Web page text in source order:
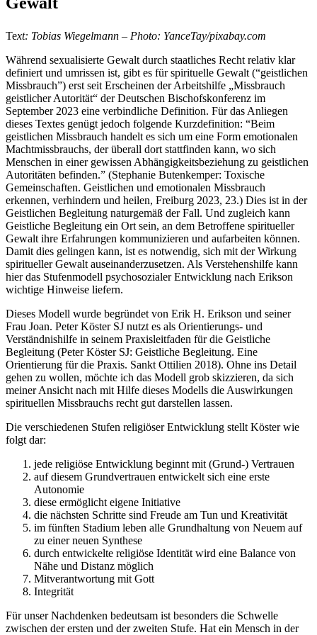
Text: Tobias Wiegelmann – Photo: YanceTay/pixabay.com
Während sexualisierte Gewalt durch staatliches Recht relativ klar
definiert und umrissen ist, gibt es für spirituelle Gewalt (“geistlichen
Missbrauch”) erst seit Erscheinen der Arbeitshilfe „Missbrauch
geistlicher Autorität“ der Deutschen Bischofskonferenz im
September 2023 eine verbindliche Definition. Für das Anliegen
dieses Textes genügt jedoch folgende Kurzdefinition: “Beim
geistlichen Missbrauch handelt es sich um eine Form emotionalen
Machtmissbrauchs, der überall dort stattfinden kann, wo sich
Menschen in einer gewissen Abhängigkeitsbeziehung zu geistlichen
Autoritäten befinden.” (Stephanie Butenkemper: Toxische
Gemeinschaften. Geistlichen und emotionalen Missbrauch
erkennen, verhindern und heilen, Freiburg 2023, 23.) Dies ist in der
Geistlichen Begleitung naturgemäß der Fall. Und zugleich kann
Geistliche Begleitung ein Ort sein, an dem Betroffene spiritueller
Gewalt ihre Erfahrungen kommunizieren und aufarbeiten können.
Damit dies gelingen kann, ist es notwendig, sich mit der Wirkung
spiritueller Gewalt auseinanderzusetzen. Als Verstehenshilfe kann
hier das Stufenmodell psychosozialer Entwicklung nach Erikson
wichtige Hinweise liefern.
Dieses Modell wurde begründet von Erik H. Erikson und seiner
Frau Joan. Peter Köster SJ nutzt es als Orientierungs- und
Verständnishilfe in seinem Praxisleitfaden für die Geistliche
Begleitung (Peter Köster SJ: Geistliche Begleitung. Eine
Orientierung für die Praxis. Sankt Ottilien 2018). Ohne ins Detail
gehen zu wollen, möchte ich das Modell grob skizzieren, da sich
meiner Ansicht nach mit Hilfe dieses Modells die Auswirkungen
spirituellen Missbrauchs recht gut darstellen lassen.
Die verschiedenen Stufen religiöser Entwicklung stellt Köster wie
folgt dar:
jede religiöse Entwicklung beginnt mit (Grund-) Vertrauen
auf diesem Grundvertrauen entwickelt sich eine erste
Autonomie
diese ermöglicht eigene Initiative
die nächsten Schritte sind Freude am Tun und Kreativität
im fünften Stadium leben alle Grundhaltung von Neuem auf
zu einer neuen Synthese
durch entwickelte religiöse Identität wird eine Balance von
Nähe und Distanz möglich
Mitverantwortung mit Gott
Integrität
Für unser Nachdenken bedeutsam ist besonders die Schwelle
zwischen der ersten und der zweiten Stufe. Hat ein Mensch in der